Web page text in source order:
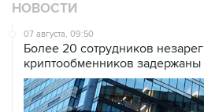
НОВОСТИ
07 августа, 09:50
Более 20 сотрудников
криптообменников